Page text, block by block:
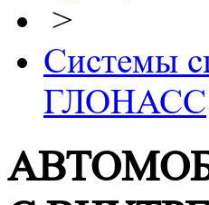
>
Системы
ГЛОНАСС